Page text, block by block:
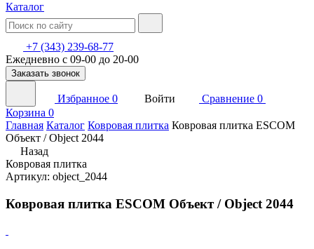
Каталог
+7 (343) 239-68-77
Ежедневно с 09-00 до 20-00
Заказать звонок
Избранное 0 Войти Сравнение 0
Корзина 0
Главная Каталог Ковровая плитка Ковровая плитка ESCOM
Объект / Object 2044
Назад
Ковровая плитка
Артикул: object_2044
Ковровая плитка ESCOM Объект / Object 2044